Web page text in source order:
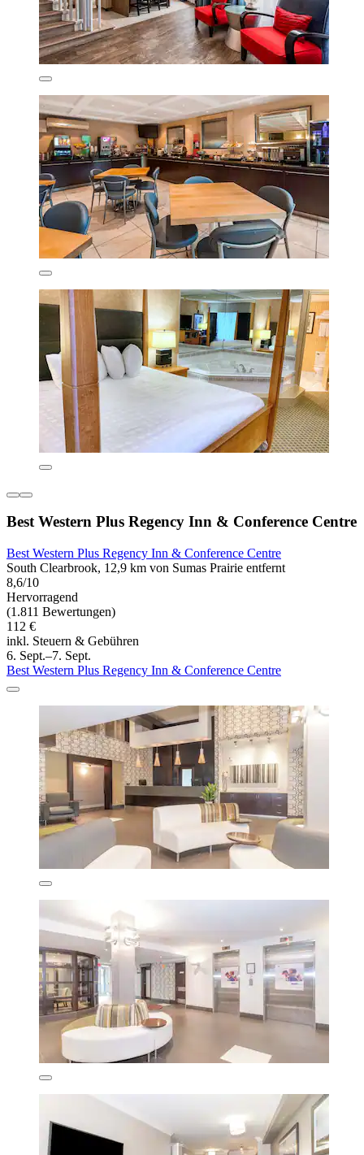
Best Western Plus Regency Inn & Conference Centre
Best Western Plus Regency Inn & Conference Centre
South Clearbrook, 12,9 km von Sumas Prairie entfernt
8,6/10
Hervorragend
(1.811 Bewertungen)
112 €
inkl. Steuern & Gebühren
6. Sept.–7. Sept.
Best Western Plus Regency Inn & Conference Centre